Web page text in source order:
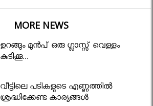
MORE NEWS
ഉറങ്ങും മുന്‍പ് ഒരു ഗ്ലാസ്സ് വെള്ളം
കുടിക്കൂ...
വീട്ടിലെ പടികളുടെ എണ്ണത്തിൽ
ശ്രദ്ധിക്കേണ്ട കാര്യങ്ങൾ